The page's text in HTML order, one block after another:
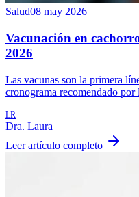
Salud08 may 2026
Vacunación en
2026
Las vacunas son la primera
cronograma recomendado
LR
Dra. Laura
Leer artículo completo